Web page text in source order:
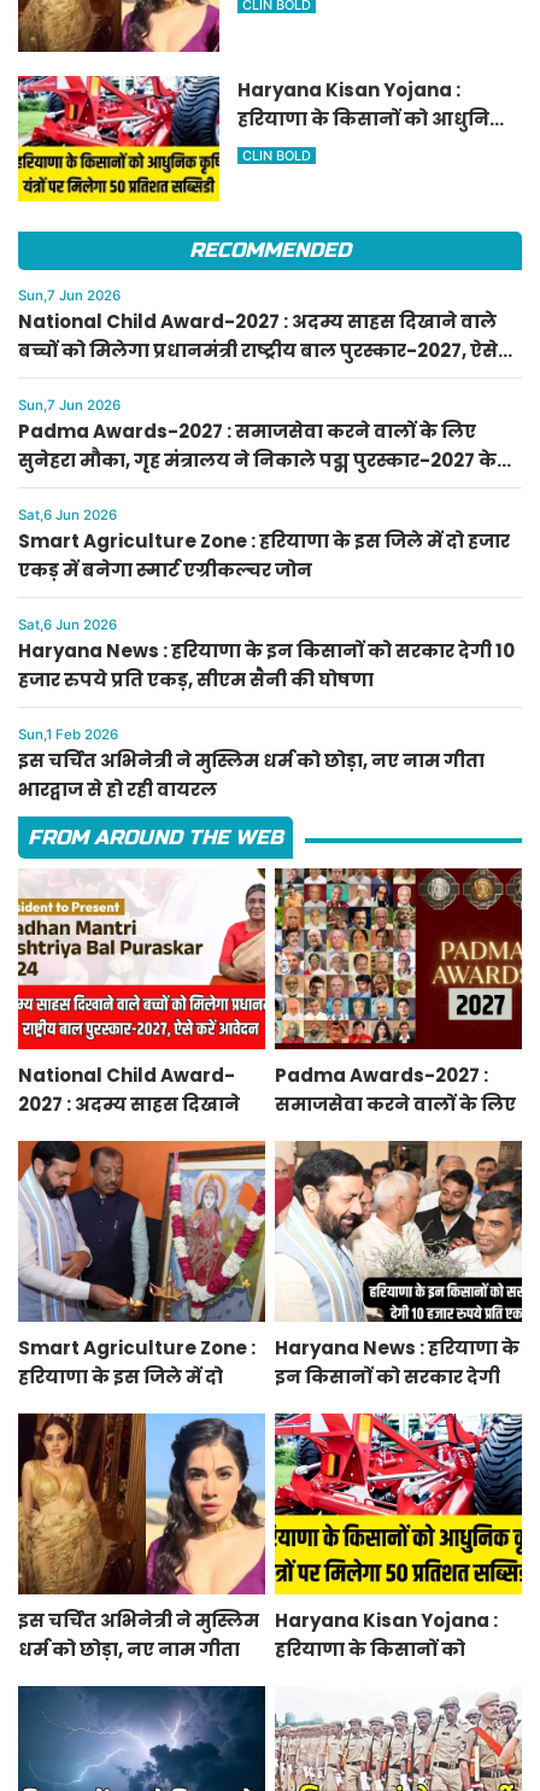
CLIN BOLD
Haryana Kisan Yojana :
हरियाणा के किसानों को आधुनिक
कृषि यंत्रों पर मिलेगा 50 प्रतिशत
CLIN BOLD
RECOMMENDED
Sun,7 Jun 2026
National Child Award-2027 : अदम्य साहस दिखाने वाले
बच्चों को मिलेगा प्रधानमंत्री राष्ट्रीय बाल पुरस्कार-2027, ऐसे
करें आवेदन
Sun,7 Jun 2026
Padma Awards-2027 : समाजसेवा करने वालों के लिए
सुनेहरा मौका, गृह मंत्रालय ने निकाले पद्म पुरस्कार-2027 के
लिए आवेदन
Sat,6 Jun 2026
Smart Agriculture Zone : हरियाणा के इस जिले में दो हजार
एकड़ में बनेगा स्मार्ट एग्रीकल्चर जोन
Sat,6 Jun 2026
Haryana News : हरियाणा के इन किसानों को सरकार देगी 10
हजार रुपये प्रति एकड़, सीएम सैनी की घोषणा
Sun,1 Feb 2026
इस चर्चित अभिनेत्री ने मुस्लिम धर्म को छोड़ा, नए नाम गीता
भारद्वाज से हो रही वायरल
FROM AROUND THE WEB
National Child Award-
2027 : अदम्य साहस दिखाने
प्रधानमंत्री राष्ट्रीय बाल
पुरस्कार-2027, ऐसे करें
आवेदन
Padma Awards-2027 :
समाजसेवा करने वालों के लिए
निकाले पद्म पुरस्कार-2027 के
लिए आवेदन
Smart Agriculture Zone :
हरियाणा के इस जिले में दो
एग्रीकल्चर जोन
Haryana News : हरियाणा के
इन किसानों को सरकार देगी
सीएम सैनी की घोषणा
इस चर्चित अभिनेत्री ने मुस्लिम
धर्म को छोड़ा, नए नाम गीता
Haryana Kisan Yojana :
हरियाणा के किसानों को
50 प्रतिशत सब्सिडी, फटाफट
करें आवेदन